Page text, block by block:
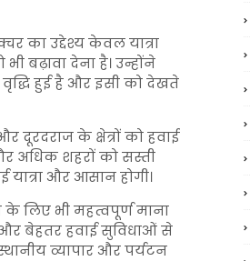
का उद्देश्य केवल यात्रा
बढ़ावा देना है। उन्होंने
हुई है और इसी को देखते
के क्षेत्रों को हवाई
अधिक शहरों को सस्ती
और आसान होगी।
लिए भी महत्वपूर्ण माना
बेहतर हवाई सुविधाओं से
व्यापार और पर्यटन